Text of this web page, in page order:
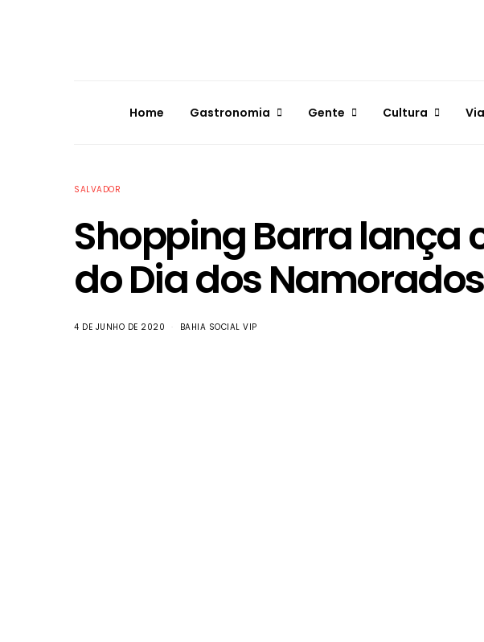
Home Gastronomia Gente Cultura
SALVADOR
Shopping Barra lança
do Dia dos Namorados
4 DE JUNHO DE 2020 BAHIA SOCIAL VIP